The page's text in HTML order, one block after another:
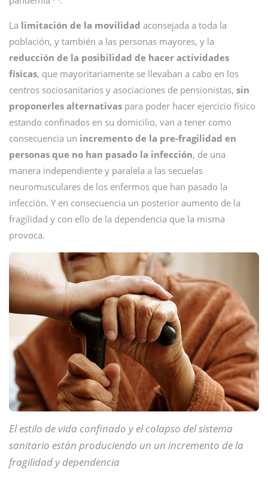
La limitación de la movilidad aconsejada a toda la
población, y también a las personas mayores, y la
reducción de la posibilidad de hacer actividades
físicas, que mayoritariamente se llevaban a cabo en los
centros sociosanitarios y asociaciones de pensionistas, sin
proponerles alternativas para poder hacer ejercicio físico
estando confinados en su domicilio, van a tener como
consecuencia un incremento de la pre-fragilidad en
personas que no han pasado la infección, de una
manera independiente y paralela a las secuelas
neuromusculares de los enfermos que han pasado la
infección. Y en consecuencia un posterior aumento de la
fragilidad y con ello de la dependencia que la misma
provoca.
El estilo de vida confinado y el colapso del sistema
sanitario están produciendo un un incremento de la
fragilidad y dependencia